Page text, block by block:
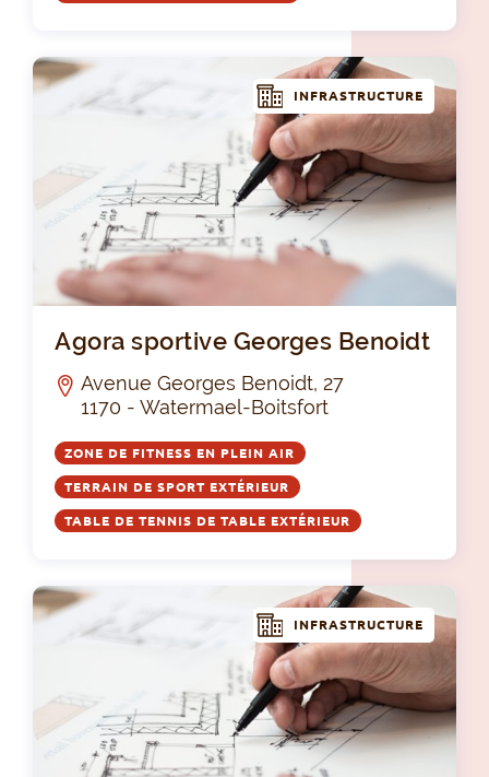
INFRASTRUCTURE
Agora sportive Georges Benoidt
Avenue Georges Benoidt, 27
1170 - Watermael-Boitsfort
ZONE DE FITNESS EN PLEIN AIR
TERRAIN DE SPORT EXTÉRIEUR
TABLE DE TENNIS DE TABLE EXTÉRIEUR
INFRASTRUCTURE